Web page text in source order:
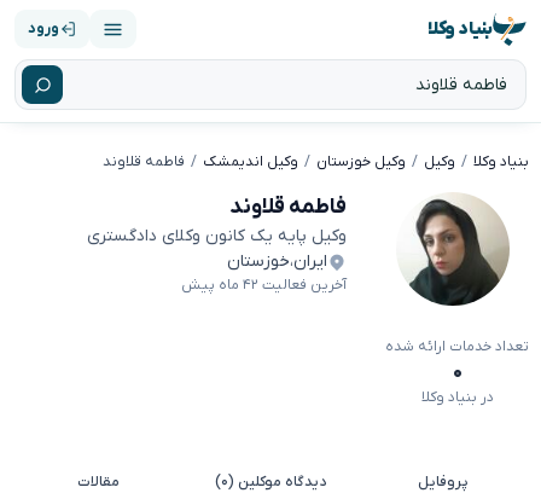
بنیاد وکلا ورود
بنیاد وکلا وکیل وکیل خوزستان وکیل اندیمشک فاطمه قلاوند
فاطمه قلاوند
وکیل پایه یک کانون وکلای دادگستری
ایران،خوزستان
آخرین فعالیت ۴۲ ماه پیش
تعداد خدمات ارائه شده
۰
در بنیاد وکلا
پروفایل دیدگاه موکلین (۰) مقالات